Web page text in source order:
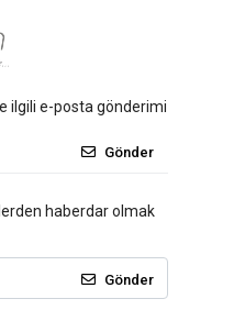
ilgili e-posta gönderimi
Gönder
haberdar olmak
Gönder